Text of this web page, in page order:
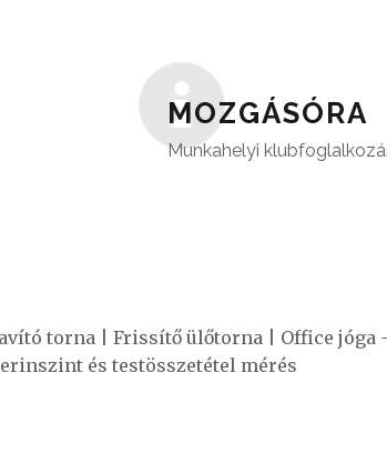
MOZGÁSÓRA
Munkahelyi
torna | Frissítő ülőtorna | Office
és testösszetétel mérés